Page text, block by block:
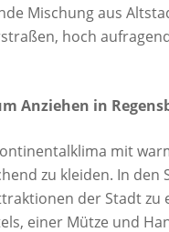
Mischung aus
hoch
Anziehen in
mit
zu kleiden. In
der Stadt
einer Mütze und